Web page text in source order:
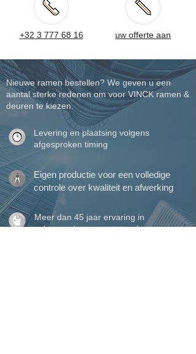
+32 3 777 68 16 uw offerte aan
Nieuwe ramen bestellen? We geven u een
aantal sterke redenen om voor VINCK ramen &
deuren te kiezen.
Levering en plaatsing volgens
afgesproken timing
Eigen productie voor een volledige
controle over kwaliteit en afwerking
Meer dan 45 jaar ervaring in
vakmanschap en maatwerk